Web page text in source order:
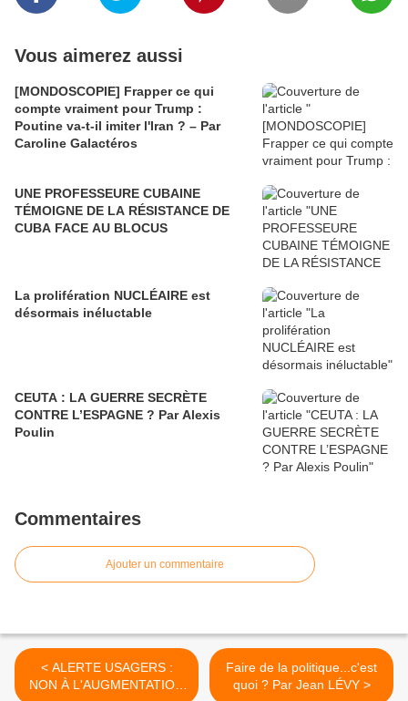
Vous aimerez aussi
[MONDOSCOPIE] Frapper ce qui
compte vraiment pour Trump :
Poutine va-t-il imiter l'Iran ? – Par
Caroline Galactéros
UNE PROFESSEURE CUBAINE
TÉMOIGNE DE LA RÉSISTANCE DE
CUBA FACE AU BLOCUS
La prolifération NUCLÉAIRE est
désormais inéluctable
CEUTA : LA GUERRE SECRÈTE
CONTRE L’ESPAGNE ? Par Alexis
Poulin
Commentaires
Ajouter un commentaire
< ALERTE USAGERS :
NON À L'AUGMENTATION
Faire de la politique...c'est
quoi ? Par Jean LÉVY >